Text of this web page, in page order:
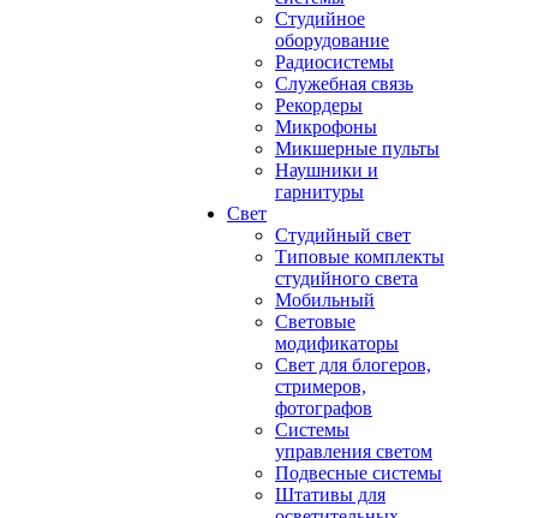
Студийное
оборудование
Радиосистемы
Служебная связь
Рекордеры
Микрофоны
Микшерные пульты
Наушники и
гарнитуры
Свет
Студийный свет
Типовые комплекты
студийного света
Мобильный
Световые
модификаторы
Свет для блогеров,
стримеров,
фотографов
Системы
управления светом
Подвесные системы
Штативы для